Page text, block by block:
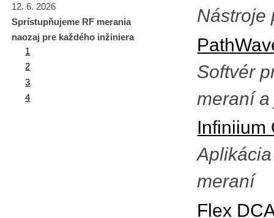
Nástroje
Softvér
meraní
Infiniium
meraní
Flex
12. 6. 2026
Sprístupňujeme RF merania
naozaj pre každého inžiniera
1
2
3
4